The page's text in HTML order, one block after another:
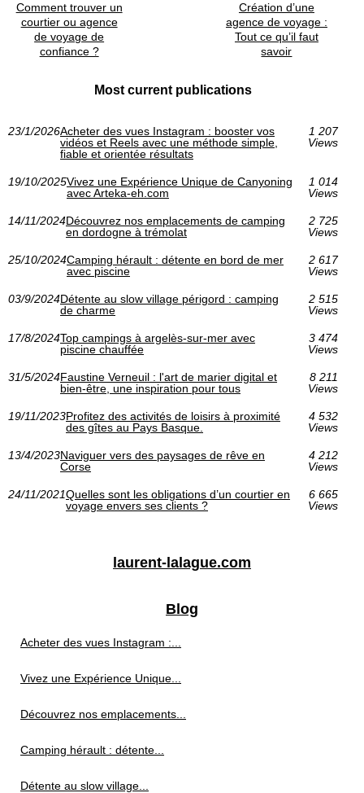
Comment trouver un
courtier ou agence
de voyage de
confiance ?
Création d’une
agence de voyage :
Tout ce qu’il faut
savoir
Most current publications
23/1/2026Acheter des vues Instagram : booster vos
vidéos et Reels avec une méthode simple,
fiable et orientée résultats
1 207
Views
19/10/2025Vivez une Expérience Unique de Canyoning
avec Arteka-eh.com
1 014
Views
14/11/2024Découvrez nos emplacements de camping
en dordogne à trémolat
2 725
Views
25/10/2024Camping hérault : détente en bord de mer
avec piscine
2 617
Views
03/9/2024Détente au slow village périgord : camping
de charme
2 515
Views
17/8/2024Top campings à argelès-sur-mer avec
piscine chauffée
3 474
Views
31/5/2024Faustine Verneuil : l'art de marier digital et
bien-être, une inspiration pour tous
8 211
Views
19/11/2023Profitez des activités de loisirs à proximité
des gîtes au Pays Basque.
4 532
Views
13/4/2023Naviguer vers des paysages de rêve en
Corse
4 212
Views
24/11/2021Quelles sont les obligations d’un courtier en
voyage envers ses clients ?
6 665
Views
laurent-lalague.com
Blog
Acheter des vues Instagram :...
Vivez une Expérience Unique...
Découvrez nos emplacements...
Camping hérault : détente...
Détente au slow village...